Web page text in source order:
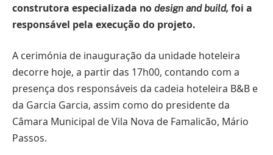
construtora especializada no design and build, foi a
responsável pela execução do projeto.
A cerimónia de inauguração da unidade hoteleira
decorre hoje, a partir das 17h00, contando com a
presença dos responsáveis da cadeia hoteleira B&B e
da Garcia Garcia, assim como do presidente da
Câmara Municipal de Vila Nova de Famalicão, Mário
Passos.